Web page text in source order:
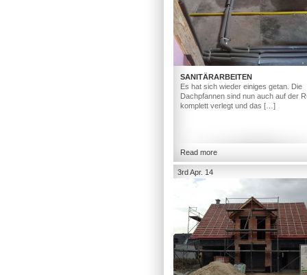
SANITÄRARBEITEN
Es hat sich wieder einiges getan. Die
Dachpfannen sind nun auch auf der
komplett verlegt und das […]
Read more
3rd Apr. 14